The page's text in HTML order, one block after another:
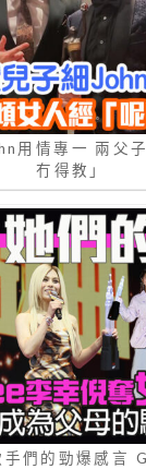
用情專一 兩父
冇得教」
手們的勁爆感言